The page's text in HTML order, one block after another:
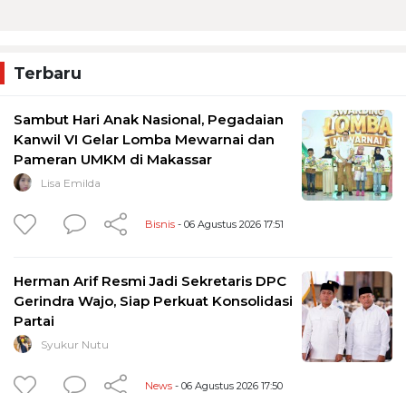
Terbaru
Sambut Hari Anak Nasional, Pegadaian
Kanwil VI Gelar Lomba Mewarnai dan
Pameran UMKM di Makassar
Lisa Emilda
Bisnis - 06 Agustus 2026 17:51
Herman Arif Resmi Jadi Sekretaris DPC
Gerindra Wajo, Siap Perkuat Konsolidasi
Partai
Syukur Nutu
News - 06 Agustus 2026 17:50